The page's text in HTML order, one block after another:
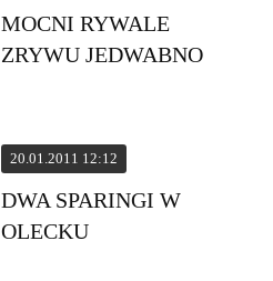
MOCNI RYWALE
ZRYWU JEDWABNO
20.01.2011 12:12
DWA SPARINGI W
OLECKU